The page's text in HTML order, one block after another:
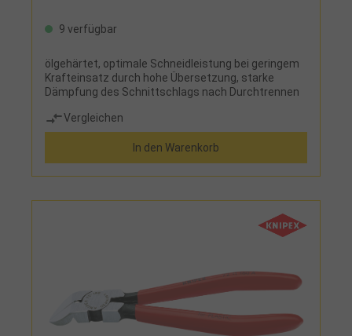
9 verfügbar
ölgehärtet, optimale Schneidleistung bei geringem
Krafteinsatz durch hohe Übersetzung, starke
Dämpfung des Schnittschlags nach Durchtrennen
Vergleichen
In den Warenkorb